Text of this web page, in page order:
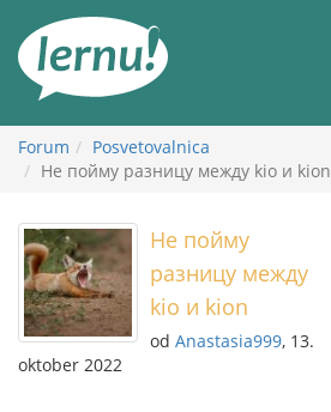
vsebini
Forum
Posvetovalnica
Не пойму разницу между kio и kion
Не пойму
разницу между
kio и kion
od Anastasia999, 13.
oktober 2022